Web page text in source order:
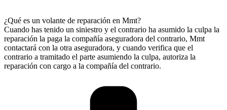
¿Qué es un volante de reparación en Mmt?
Cuando has tenido un siniestro y el contrario ha asumido la culpa la
reparación la paga la compañía aseguradora del contrario, Mmt
contactará con la otra aseguradora, y cuando verifica que el
contrario a tramitado el parte asumiendo la culpa, autoriza la
reparación con cargo a la compañía del contrario.